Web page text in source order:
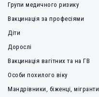
Групи медичного ризику
Вакцинація за професіями
Діти
Дорослі
Вакцинація вагітних та на ГВ
Особи похилого віку
Мандрівники, біженці, мігранти